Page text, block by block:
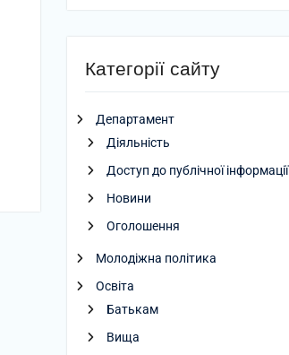
Категорії сайту
Департамент
Діяльність
Доступ до публічної інформації
Новини
Оголошення
Молодіжна політика
Освіта
Батькам
Вища